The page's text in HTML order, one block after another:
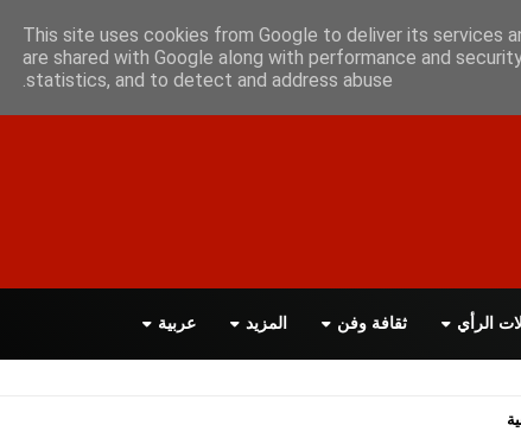
اقرأ الصحيفة PDF
الرأي ثقافة وفن المزيد عربية
This site uses cookies from Google to deliver its services
are shared with Google along with performance and
statistics, and to detect and address abuse.